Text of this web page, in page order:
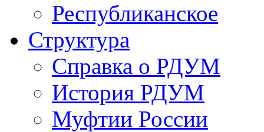
Республиканское
Структура
Справка о РДУМ
История РДУМ
Муфтии России